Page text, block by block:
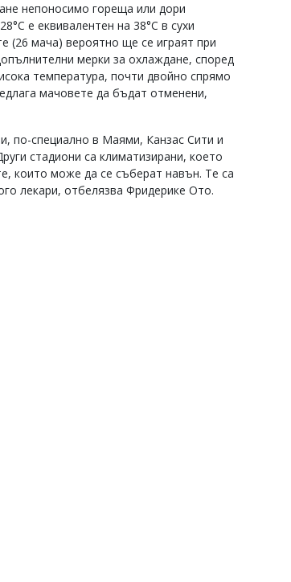
непоносимо гореща или дори
е еквивалентен на 38°C в сухи
(26 мача) вероятно ще се играят при
мерки за охлаждане, според
температура, почти двойно спрямо
мачовете да бъдат отменени,
по-специално в Маями, Канзас Сити и
стадиони са климатизирани, което
които може да се съберат навън. Те са
лекари, отбелязва Фридерике Ото.